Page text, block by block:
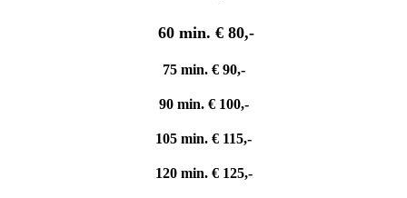
60 min. €80,-
75 min. € 90,-
90 min. € 100,-
105 min. € 115,-
120 min. € 125,-